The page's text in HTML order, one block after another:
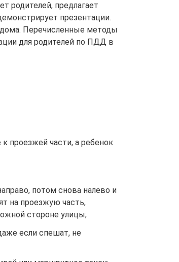
родителей, предлагает
презентации.
Перечисленные методы
для родителей по ПДД в
проезжей части, а ребенок
потом снова налево и
на проезжую часть,
стороне улицы;
если спешат, не